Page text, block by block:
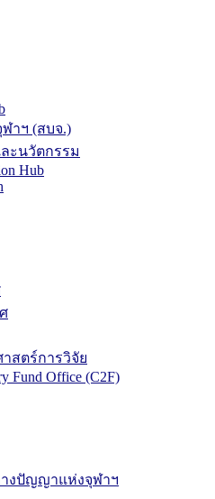
าฯ (สบจ.)
ะนวัตกรรม
Hub
สตร์การวิจัย
Fund Office (C2F)
งปัญญาแห่งจุฬาฯ